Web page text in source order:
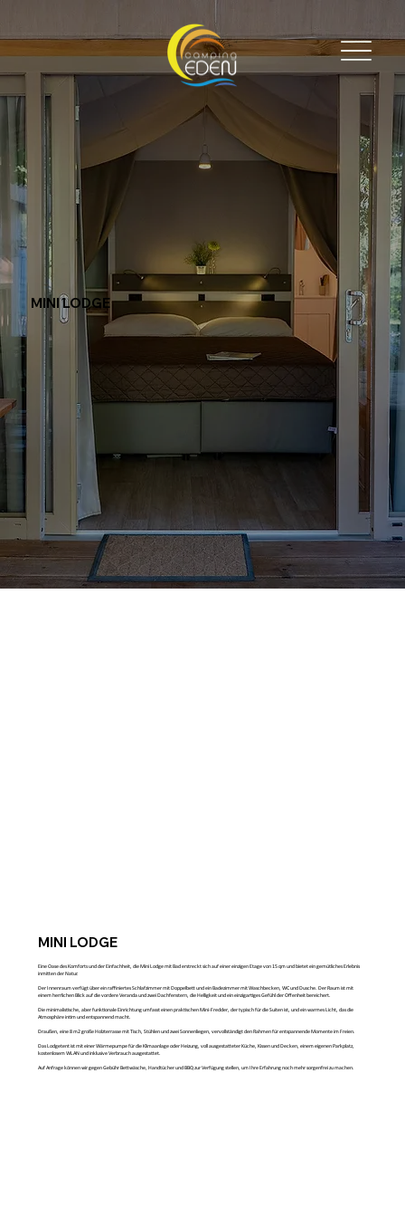
MINI LODGE
MINI LODGE
Eine Oase des Komforts und der Einfachheit, die Mini Lodge mit Bad erstreckt sich auf einer einzigen Etage von 15 qm und bietet ein gemütliches Erlebnis
inmitten der Natur.
Der Innenraum verfügt über ein raffiniertes Schlafzimmer mit Doppelbett und ein Badezimmer mit Waschbecken, WC und Dusche. Der Raum ist mit
einem herrlichen Blick auf die vordere Veranda und zwei Dachfenstern, die Helligkeit und ein einzigartiges Gefühl der Offenheit bereichert.
Die minimalistische, aber funktionale Einrichtung umfasst einen praktischen Mini-Fredder, der typisch für die Suiten ist, und ein warmes Licht, das die
Atmosphäre intim und entspannend macht.
Draußen, eine 8 m2 große Holzterrasse mit Tisch, Stühlen und zwei Sonnenliegen, vervollständigt den Rahmen für entspannende Momente im Freien.
Das Lodgetent ist mit einer Wärmepumpe für die Klimaanlage oder Heizung, voll ausgestatteter Küche, Kissen und Decken, einem eigenen Parkplatz,
kostenlosem WLAN und inklusive Verbrauch ausgestattet.
Auf Anfrage können wir gegen Gebühr Bettwäsche, Handtücher und BBQ zur Verfügung stellen, um Ihre Erfahrung noch mehr sorgenfrei zu machen.